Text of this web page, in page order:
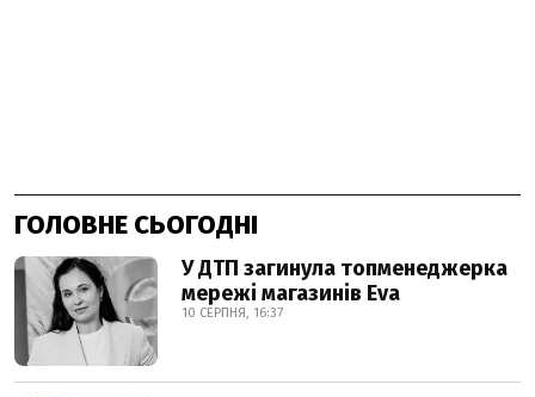
ГОЛОВНЕ СЬОГОДНІ
У ДТП загинула топменеджерка
мережі магазинів Eva
10 СЕРПНЯ, 16:37